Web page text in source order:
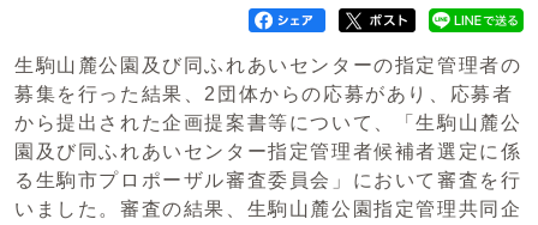
生駒山麓公園及び同ふれあいセンターの指定管理者の
募集を行った結果、2団体からの応募があり、応募者
から提出された企画提案書等について、「生駒山麓公
園及び同ふれあいセンター指定管理者候補者選定に係
る生駒市プロポーザル審査委員会」において審査を行
いました。審査の結果、生駒山麓公園指定管理共同企